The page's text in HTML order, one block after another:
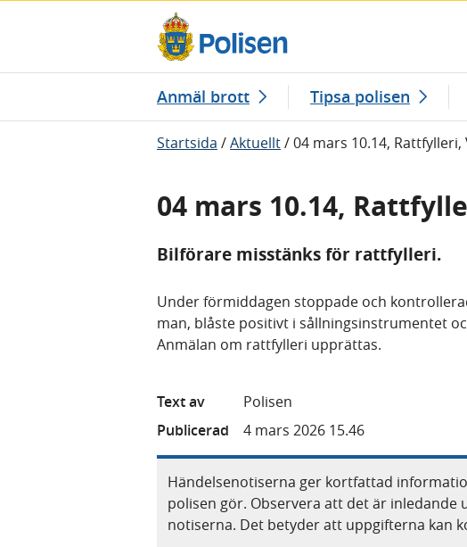
Anmäl brott Tipsa polisen
Startsida /Aktuellt/04 mars 10.14, Rattfylleri,
04 mars 10.14,
Bilförare misstänks för rattfylleri.
Under förmiddagen stoppade och
man, blåste positivt i sållningsinstrumentet
Anmälan om rattfylleri upprättas.
Text av
Polisen
Publicerad
4 mars 2026 15.46
Händelsenotiserna ger kortfattad
polisen gör. Observera att det är
notiserna. Det betyder att uppgifterna kan